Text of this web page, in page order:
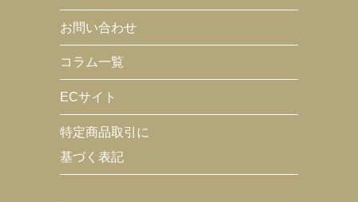
お問い合わせ
コラム一覧
ECサイト
特定商品取引に
基づく表記